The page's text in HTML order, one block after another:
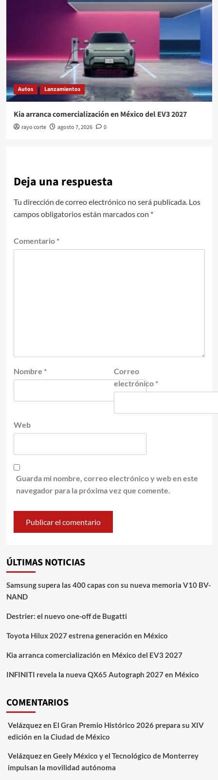
Autos Lanzamientos
Kia arranca comercialización en México del EV3 2027
rayo corte agosto 7, 2026 0
Deja una respuesta
Tu dirección de correo electrónico no será publicada. Los
campos obligatorios están marcados con *
Comentario *
Nombre *
Correo
electrónico *
Web
Guarda mi nombre, correo electrónico y web en este
navegador para la próxima vez que comente.
ÚLTIMAS NOTICIAS
Samsung supera las 400 capas con su nueva memoria V10 BV-
NAND
Destrier: el nuevo one-off de Bugatti
Toyota Hilux 2027 estrena generación en México
Kia arranca comercialización en México del EV3 2027
INFINITI revela la nueva QX65 Autograph 2027 en México
COMENTARIOS
Velázquezen El Gran Premio Histórico 2026 prepara su XIV
edición en la Ciudad de México
Velázquezen Geely México y el Tecnológico de Monterrey
impulsan la movilidad autónoma